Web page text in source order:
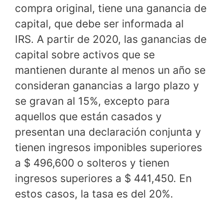
compra original, tiene una ganancia de
capital, que debe ser informada al
IRS. A partir de 2020, las ganancias de
capital sobre activos que se
mantienen durante al menos un año se
consideran ganancias a largo plazo y
se gravan al 15%, excepto para
aquellos que están casados ​​y
presentan una declaración conjunta y
tienen ingresos imponibles superiores
a $ 496,600 o solteros y tienen
ingresos superiores a $ 441,450. En
estos casos, la tasa es del 20%.